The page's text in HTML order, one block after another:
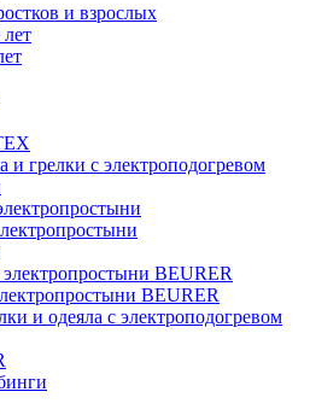
и взрослых
и грелки с электроподогревом
BEURER
BEURER
и одеяла с электроподогревом